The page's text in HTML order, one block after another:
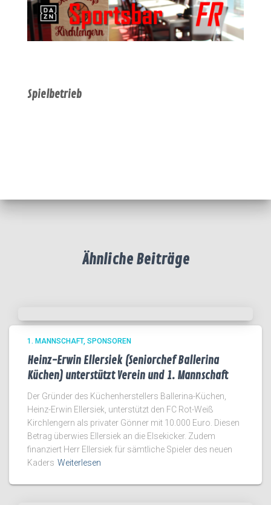
Spielbetrieb
Ähnliche Beiträge
1. MANNSCHAFT SPONSOREN
Heinz-Erwin Ellersiek (Seniorchef Ballerina
Küchen) unterstützt Verein und 1. Mannschaft
Der Gründer des Küchenherstellers Ballerina-Küchen,
Heinz-Erwin Ellersiek, unterstützt den FC Rot-Weiß
Kirchlengern als privater Gönner mit 10.000 Euro. Diesen
Betrag überwies Ellersiek an die Elsekicker. Zudem
finanziert Herr Ellersiek für sämtliche Spieler des neuen
Kaders Weiterlesen